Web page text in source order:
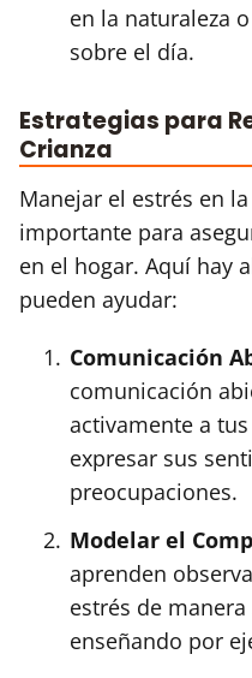
en la naturaleza
sobre el día.
Estrategias para
Crianza
Manejar el estrés en
importante para
en el hogar. Aquí hay
pueden ayudar:
Comunicación
comunicación
activamente a
expresar sus
preocupaciones.
Modelar el
aprenden
estrés de
enseñando por